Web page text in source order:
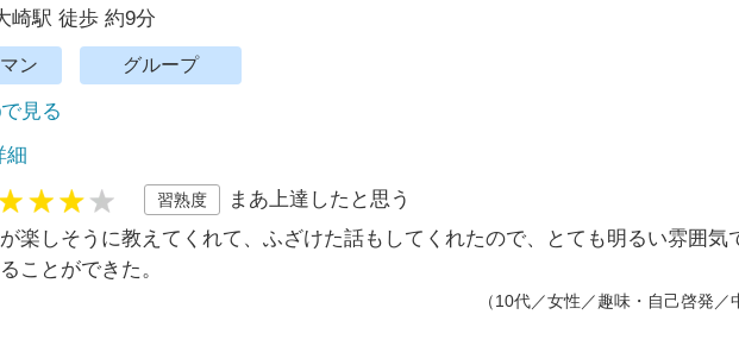
崎駅 徒歩 約9分
ン グループ
見る
細
習熟度
まあ上達したと思う
楽しそうに教えてくれて、ふざけた話もしてくれたので、とても明るい雰囲気
ことができた。
（10代／女性／趣味・自己啓発／